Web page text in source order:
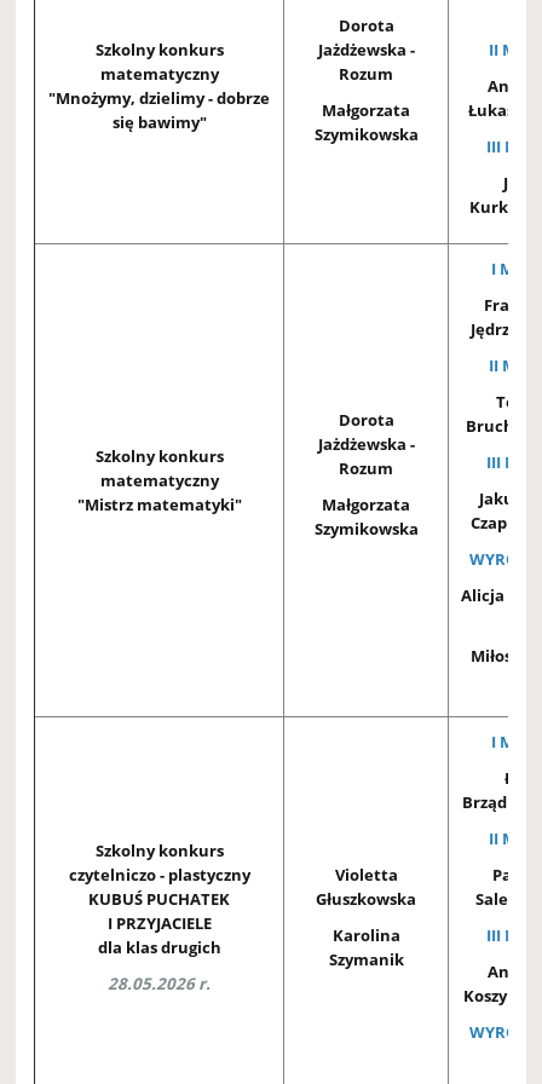
Szkolny konkurs
matematyczny
"Mnożymy, dzielimy - dobrze
się bawimy"
Dorota
Jażdżewska -
Rozum
Małgorzata
Szymikowska
II
III
Szkolny konkurs
matematyczny
"Mistrz matematyki"
Dorota
Jażdżewska -
Rozum
Małgorzata
Szymikowska
I
II
III
Jakub
Alicja
Miłosz
Szkolny konkurs
czytelniczo - plastyczny
KUBUŚ PUCHATEK
I PRZYJACIELE
dla klas drugich
28.05.2026 r.
Violetta
Głuszkowska
Karolina
Szymanik
I
II
III